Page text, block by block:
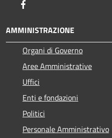
AMMINISTRAZIONE
Organi di Governo
Aree Amministrative
Uffici
Enti e fondazioni
Politici
Personale Amministrativo